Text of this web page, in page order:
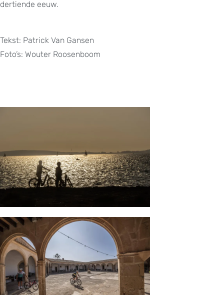
dertiende eeuw.
Tekst: Patrick Van Gansen
Foto’s: Wouter Roosenboom